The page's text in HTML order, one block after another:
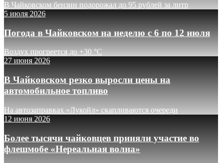
В Чайковском бензин подорожал до 95 рублей за литр
5 июля 2026
Погода в Чайковском на неделю с 6 по 12 июля
Воздух прогреется до +30 °C
27 июня 2026
В Чайковском резко выросли цены на
автомобильное топливо
На автозаправках «Лукойл» скапливаются очереди
12 июня 2026
Более тысячи чайковцев приняли участие во
флешмобе «Нереальная волна»